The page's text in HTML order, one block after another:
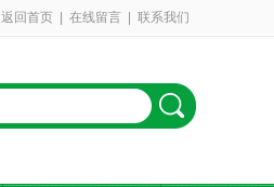
返回首页 在线留言 联系我们